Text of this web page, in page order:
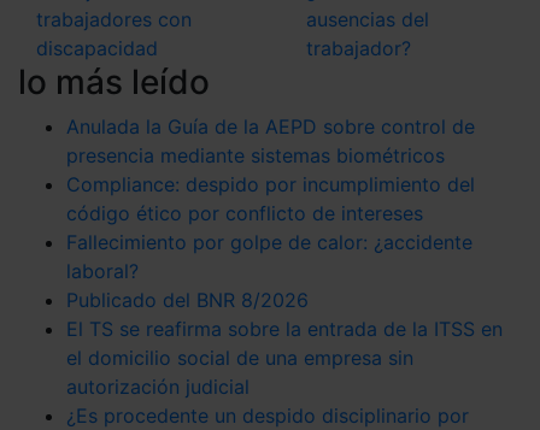
las que sean indispensables para la navegación.
Saber más acerca de las cookies
trabajadores con
discapacidad
ausencias del
trabajador?
lo más leído
Anulada la Guía de la AEPD sobre control de
presencia mediante sistemas biométricos
Compliance: despido por incumplimiento del
código ético por conflicto de intereses
Fallecimiento por golpe de calor: ¿accidente
laboral?
Publicado del BNR 8/2026
El TS se reafirma sobre la entrada de la ITSS en
el domicilio social de una empresa sin
autorización judicial
¿Es procedente un despido disciplinario por